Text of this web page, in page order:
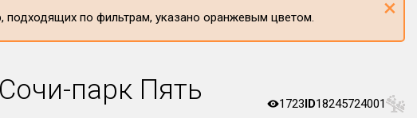
подходящих по фильтрам, указано оранжевым цветом. ×
парк Пять
1723ID18245724001